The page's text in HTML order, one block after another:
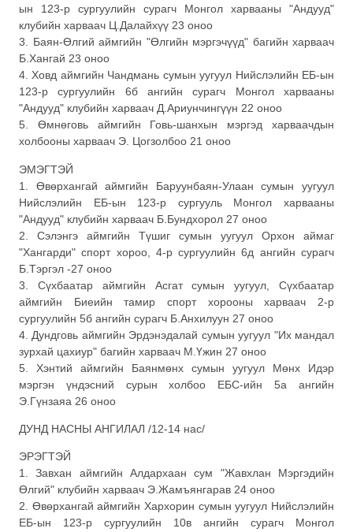
ын 123-р сургуулийн сурагч Монгол харвааны "Андууд"
клубийн харваач Ц.Далайхүү 23 оноо
3. Баян-Өлгий аймгийн "Өлгийн мэргэчүүд" багийн харваач
Б.Хангай 23 оноо
4. Ховд аймгийн Чандмань сумын уугуул Нийслэлийн ЕБ-ын
123-р сургуулийн 6б ангийн сурагч Монгол харвааны
"Андууд" клубийн харваач Д.Ариунчингүүн 22 оноо
5. Өмнөговь аймгийн Говь-шанхын мэргэд харваачдын
холбооны харваач Э. Цогзолбоо 21 оноо
ЭМЭГТЭЙ
1. Өвөрхангай аймгийн Баруунбаян-Улаан сумын уугуул
Нийслэлийн ЕБ-ын 123-р сургууль Монгол харвааны
"Андууд" клубийн харваач Б.Бундхорол 27 оноо
2. Сэлэнгэ аймгийн Түшиг сумын уугуул Орхон аймаг
"Хангарди" спорт хороо, 4-р сургуулийн 6д ангийн сурагч
Б.Тэргэл -27 оноо
3. Сүхбаатар аймгийн Асгат сумын уугуул, Сүхбаатар
аймгийн Биеийн тамир спорт хорооны харваач 2-р
сургуулийн 5б ангийн сурагч Б.Анхилуун 27 оноо
4. Дундговь аймгийн Эрдэнэдалай сумын уугуул "Их мандал
зурхай цахиур" багийн харваач М.Үжин 27 оноо
5. Хэнтий аймгийн Баянмөнх сумын уугуул Мөнх Идэр
мэргэн үндэсний сурын холбоо ЕБС-ийн 5а ангийн
Э.Гүнзаяа 26 оноо
ДУНД НАСНЫ АНГИЛАЛ /12-14 нас/
ЭРЭГТЭЙ
1. Завхан аймгийн Алдархаан сум "Жавхлан Мэргэдийн
Өлгий" клубийн харваач Э.Жамъянгарав 24 оноо
2. Өвөрхангай аймгийн Хархорин сумын уугуул Нийслэлийн
ЕБ-ын 123-р сургуулийн 10в ангийн сурагч Монгол